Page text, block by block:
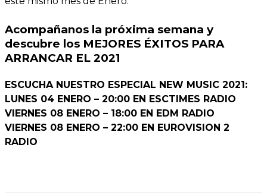
Acompañanos la próxima semana y
descubre los MEJORES ÉXITOS PARA
ARRANCAR EL 2021
ESCUCHA NUESTRO ESPECIAL NEW MUSIC 2021:
LUNES 04 ENERO – 20:00 EN ESCTIMES RADIO
VIERNES 08 ENERO – 18:00 EN EDM RADIO
VIERNES 08 ENERO – 22:00 EN EUROVISION 2
RADIO